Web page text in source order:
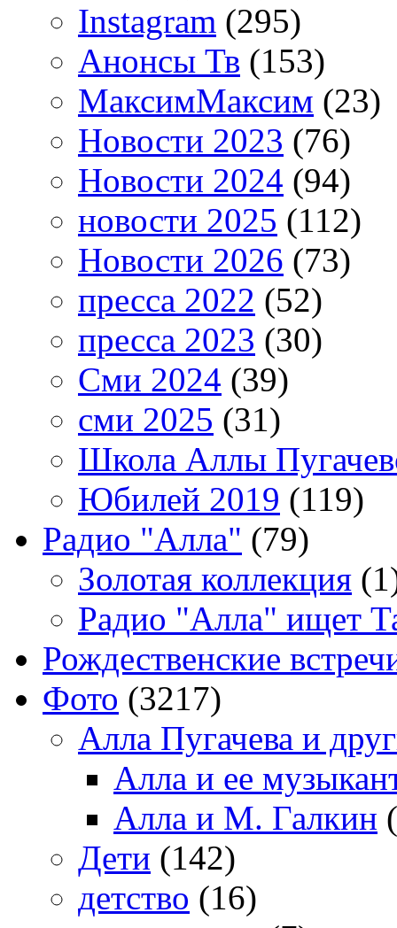
Instagram (295)
Анонсы Тв (153)
МаксимМаксим (23)
Новости 2023 (76)
Новости 2024 (94)
новости 2025 (112)
Новости 2026 (73)
пресса 2022 (52)
пресса 2023 (30)
Сми 2024 (39)
сми 2025 (31)
Школа Аллы
Юбилей 2019 (119)
Радио "Алла" (79)
Золотая коллекция
Радио "Алла" ищет
Рождественские
Фото (3217)
Алла Пугачева и
Алла и ее
Алла и М. Галкин
Дети (142)
детство (16)